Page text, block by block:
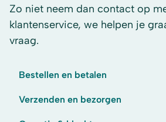
Zo niet neem dan contact op
klantenservice, we helpen je
vraag.
Bestellen en betalen
Verzenden en bezorgen